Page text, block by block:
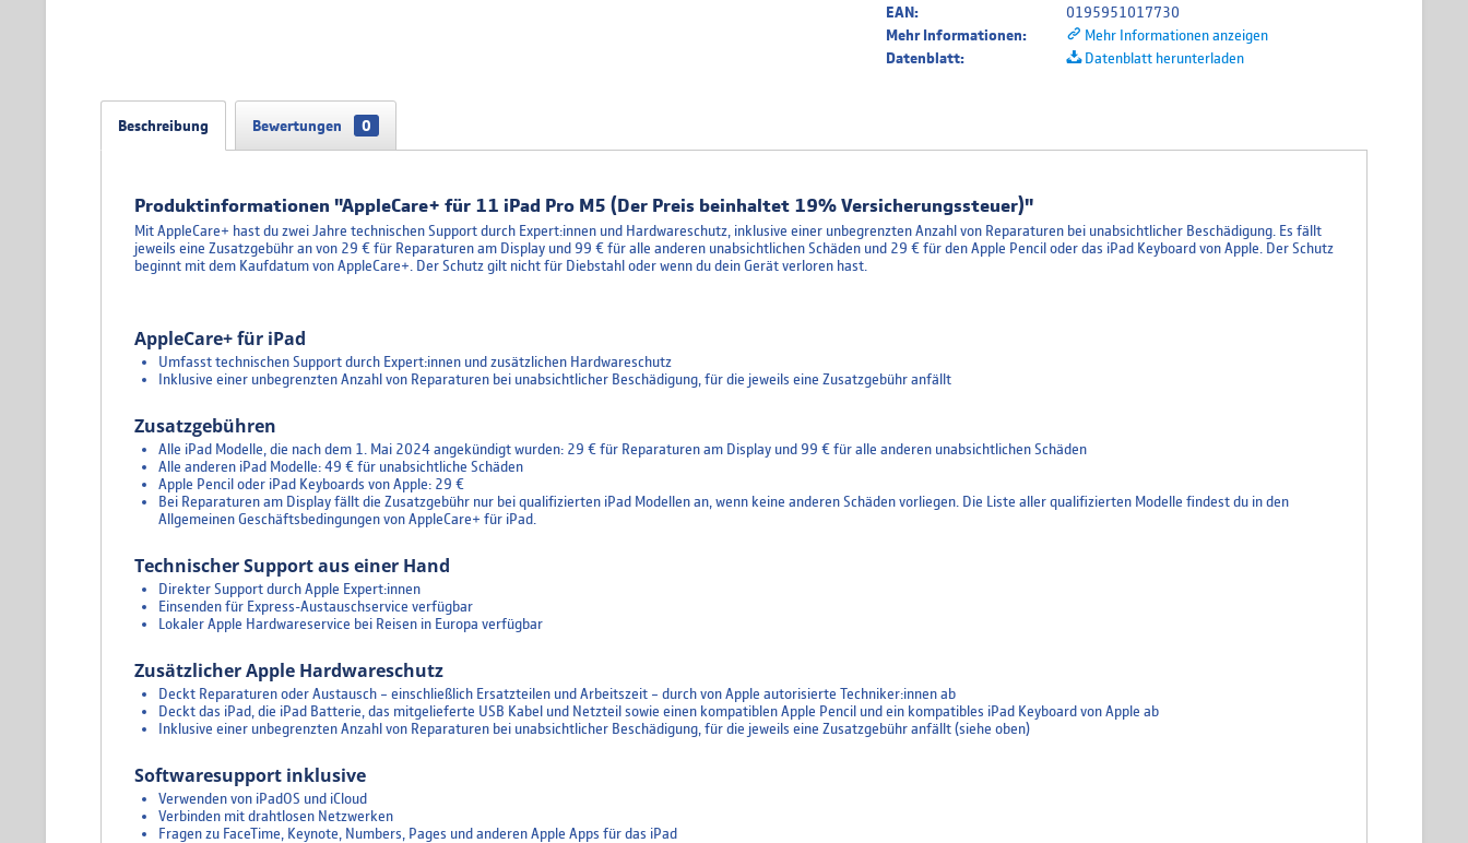
EAN:
0195951017730
Mehr Informationen:
Mehr Informationen anzeigen
Datenblatt:
Datenblatt herunterladen
Beschreibung Bewertungen 0
Produktinformationen "AppleCare+ für 11 iPad Pro M5 (Der Preis beinhaltet 19% Versicherungssteuer)"
Mit AppleCare+ hast du zwei Jahre technischen Support durch Expert:innen und Hardwareschutz, inklusive einer unbegrenzten Anzahl von Reparaturen bei unabsichtlicher Beschädigung. Es fällt
jeweils eine Zusatzgebühr an von 29 € für Reparaturen am Display und 99 € für alle anderen unabsichtlichen Schäden und 29 € für den Apple Pencil oder das iPad Keyboard von Apple. Der Schutz
beginnt mit dem Kaufdatum von AppleCare+. Der Schutz gilt nicht für Diebstahl oder wenn du dein Gerät verloren hast.
AppleCare+ für iPad
Umfasst technischen Support durch Expert:innen und zusätzlichen Hardwareschutz
Inklusive einer unbegrenzten Anzahl von Reparaturen bei unabsichtlicher Beschädigung, für die jeweils eine Zusatzgebühr anfällt
Zusatzgebühren
Alle iPad Modelle, die nach dem 1. Mai 2024 angekündigt wurden: 29 € für Reparaturen am Display und 99 € für alle anderen unabsichtlichen Schäden
Alle anderen iPad Modelle: 49 € für unabsichtliche Schäden
Apple Pencil oder iPad Keyboards von Apple: 29 €
Bei Reparaturen am Display fällt die Zusatzgebühr nur bei qualifizierten iPad Modellen an, wenn keine anderen Schäden vorliegen. Die Liste aller qualifizierten Modelle findest du in den
Allgemeinen Geschäftsbedingungen von AppleCare+ für iPad.
Technischer Support aus einer Hand
Direkter Support durch Apple Expert:innen
Einsenden für Express-Austauschservice verfügbar
Lokaler Apple Hardwareservice bei Reisen in Europa verfügbar
Zusätzlicher Apple Hardwareschutz
Deckt Reparaturen oder Austausch – einschließlich Ersatzteilen und Arbeitszeit – durch von Apple autorisierte Techniker:innen ab
Deckt das iPad, die iPad Batterie, das mitgelieferte USB Kabel und Netzteil sowie einen kompatiblen Apple Pencil und ein kompatibles iPad Keyboard von Apple ab
Inklusive einer unbegrenzten Anzahl von Reparaturen bei unabsichtlicher Beschädigung, für die jeweils eine Zusatzgebühr anfällt (siehe oben)
Softwaresupport inklusive
Verwenden von iPadOS und iCloud
Verbinden mit drahtlosen Netzwerken
Fragen zu FaceTime, Keynote, Numbers, Pages und anderen Apple Apps für das iPad